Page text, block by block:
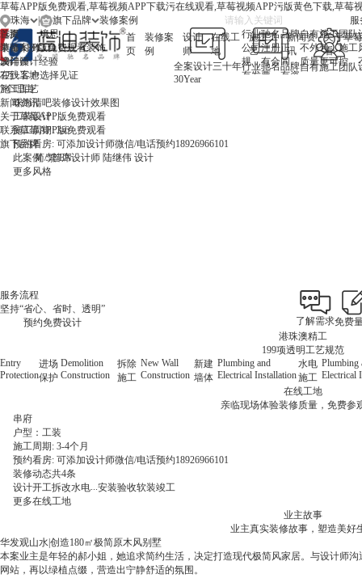
草莓APP版免费观看,草莓视频APP下载污在线观看,草莓视频APP污版黄色下载,草莓
珠海
珠海
中山
澳门
旗下品牌
境思
服
首
页
装修案
例
设计
师
在线工
地
施工工
艺
新闻资
讯
关于草
看
首页
装修案例
设计师
在线工地
施工工艺
新闻资讯
关于草莓APP版免费观看
联系草莓APP版免费观看
旗下品牌
简/繁/EN
选择
草莓APP版免费观看装饰
30年设计经验
3万+客户选择见证
7个理由
全案设计三十年
30Year
行业驰名品牌
行业驰名品牌
公司注册正
规，有合同、
有发票、有资
自有施工团队
自有施工团队
不外包，施工
质量更可控
珠海清吧装修设计效果图
工装设计
施工周期: 3-6
预约看房: 可添加设计师微信/电话预约18926966101
此案例：首席设计师 陆继伟 设计
更多风格
此案例：首席设计师 陆继伟 设计
更多风格
更多风格
此案例：首席设计师 吕道伟 设计
更多风格
此案例：首席设计师 葛凡 设计
更多风格
此案例：首席设计师 陆继伟 设计
更多风格
更多风格
此案例：首席设计师 吕道伟 设计
更多风格
服务流程
坚持“省心、省时、透明”
预约免费设计
了解需求免费
港珠澳精工
199项透明工艺规范
Entry
Protection
进场
保护
Demolition
Construction
拆除
施工
New Wall
Construction
新建
墙体
Plumbing and
Electrical Installation
水电
施工
Plumbing
Electrical
在线工地
亲临现场体验装修质量，免费参
串府
户型： 工装
施工周期: 3-4个月
预约看房: 可添加设计师微信/电话预约18926966101
装修动态共4条
设计开工拆改水电...安装验收软装竣工
更多在线工地
四居室
装修动态共7条
设计开工拆改水电...安装验收软装竣工
三居室
装修动态共6条
设计开工拆改水电...安装验收软装竣工
二居室
装修动态共6条
设计开工拆改水电...安装验收软装竣工
业主故事
业主真实装修故事，塑造美好
华发观山水|创造180㎡极简原木风别墅
本案业主是年轻的郝小姐，她追求简约生活，决定打造现代极简风家居。与设计
网站，再以绿植点缀，营造出宁静舒适的氛围。
格力广场|130㎡现代简约式温馨生活！
本案业主李女士喜欢现代简约，偏好粉白基调，清新雅致的空间。设计师选用柔和灯
装修，与设计师沟通细节，最终呈现完美落地效果。
中海十里观澜|136㎡居家空间，将惬意进行到底！
本期的案例完全满足董女士对家的想象，136平方，4房2厅，6M深的大横厅格局
空间的利用率。
悦湾府|790㎡新中式，打造多功能别墅！
赵先生购置了一栋心仪已久的别墅，想将其打造为既彰显品味又能承载家庭欢乐的理
草莓APP版免费观看进行合作。装修公司的草莓视频APP污版黄色下载团队详细了解